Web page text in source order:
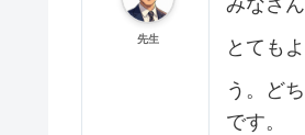
先生
とても
う。ど
です。